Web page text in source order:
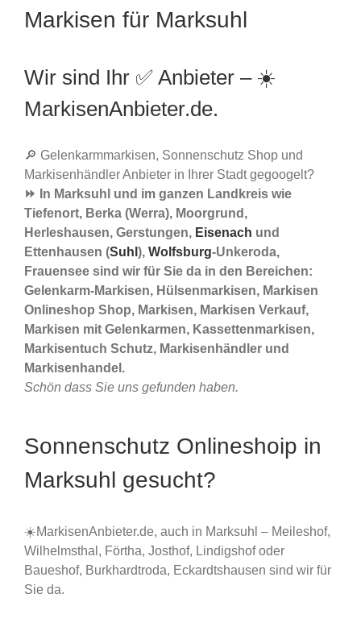
Markisen für Marksuhl
Wir sind Ihr ✅ Anbieter – ☀️
MarkisenAnbieter.de.
🔎 Gelenkarmmarkisen, Sonnenschutz Shop und
Markisenhändler Anbieter in Ihrer Stadt gegoogelt?
⏩ In Marksuhl und im ganzen Landkreis wie
Tiefenort, Berka (Werra), Moorgrund,
Herleshausen, Gerstungen, Eisenach und
Ettenhausen (Suhl ), Wolfsburg-Unkeroda,
Frauensee sind wir für Sie da in den Bereichen:
Gelenkarm-Markisen, Hülsenmarkisen, Markisen
Onlineshop Shop, Markisen, Markisen Verkauf,
Markisen mit Gelenkarmen, Kassettenmarkisen,
Markisentuch Schutz, Markisenhändler und
Markisenhandel.
Schön dass Sie uns gefunden haben.
Sonnenschutz Onlineshoip in
Marksuhl gesucht?
☀️MarkisenAnbieter.de, auch in Marksuhl – Meileshof,
Wilhelmsthal, Förtha, Josthof, Lindigshof oder
Baueshof, Burkhardtroda, Eckardtshausen sind wir für
Sie da.